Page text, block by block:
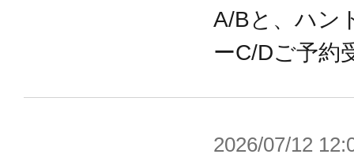
※画像は試作品です。実際の商品と
A/Bと、ハン
ーC/Dご予約
2026/07/12